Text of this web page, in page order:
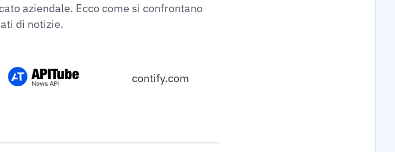
aziendale. Ecco come si confrontano
di notizie.
contify.com